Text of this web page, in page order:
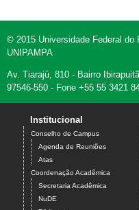
© 2015 Universidade Federal do
UNIPAMPA
Av. Tiarajú, 810 - Bairro
97546-550 - Fone +55 55 3421
Institucional
Conselho de Campus
Agenda de Reuniões
Atas
Coordenação Acadêmica
Secretaria Acadêmica
NuDE